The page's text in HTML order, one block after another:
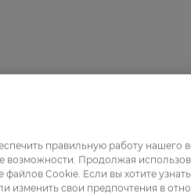
правильную работу нашего
возможности. Продолжая
файлов Cookie. Если вы хотите
изменить свои предпочтения в